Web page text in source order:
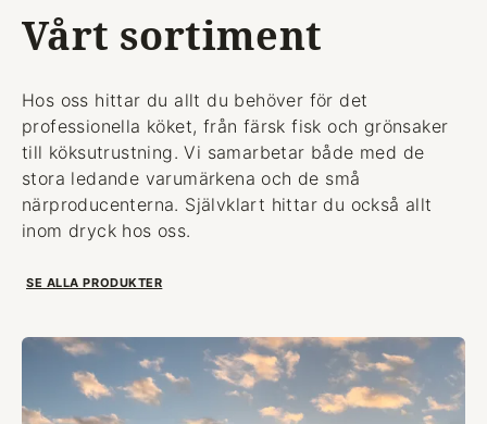
Vårt sortiment
Hos oss hittar du allt du behöver för det
professionella köket, från färsk fisk och grönsaker
till köksutrustning. Vi samarbetar både med de
stora ledande varumärkena och de små
närproducenterna. Självklart hittar du också allt
inom dryck hos oss.
SE ALLA PRODUKTER